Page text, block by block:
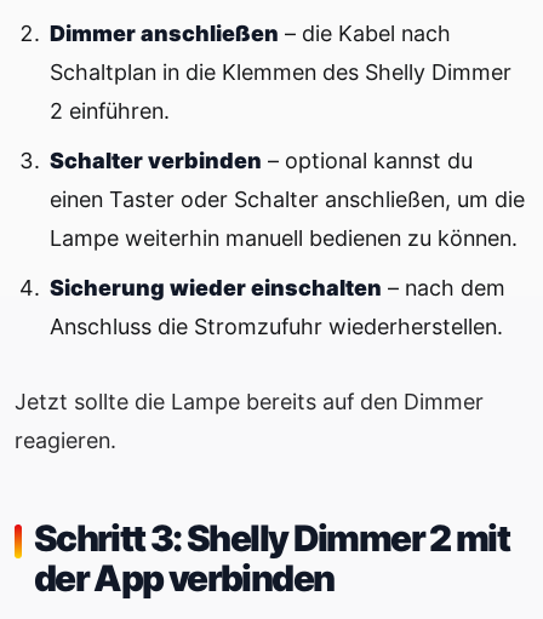
Dimmer anschließen – die Kabel nach
Schaltplan in die Klemmen des Shelly Dimmer
2 einführen.
Schalter verbinden – optional kannst du
einen Taster oder Schalter anschließen, um die
Lampe weiterhin manuell bedienen zu können.
Sicherung wieder einschalten – nach dem
Anschluss die Stromzufuhr wiederherstellen.
Jetzt sollte die Lampe bereits auf den Dimmer
reagieren.
Schritt 3: Shelly Dimmer 2 mit
der App verbinden